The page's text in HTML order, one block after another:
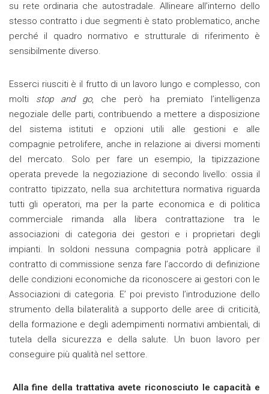
su rete ordinaria che autostradale. Allineare all’interno dello
stesso contratto i due segmenti è stato problematico, anche
perché il quadro normativo e strutturale di riferimento è
sensibilmente diverso.
Esserci riusciti è il frutto di un lavoro lungo e complesso, con
molti stop and go, che però ha premiato l’intelligenza
negoziale delle parti, contribuendo a mettere a disposizione
del sistema istituti e opzioni utili alle gestioni e alle
compagnie petrolifere, anche in relazione ai diversi momenti
del mercato. Solo per fare un esempio, la tipizzazione
operata prevede la negoziazione di secondo livello: ossia il
contratto tipizzato, nella sua architettura normativa riguarda
tutti gli operatori, ma per la parte economica e di politica
commerciale rimanda alla libera contrattazione tra le
associazioni di categoria dei gestori e i proprietari degli
impianti. In soldoni nessuna compagnia potrà applicare il
contratto di commissione senza fare l’accordo di definizione
delle condizioni economiche da riconoscere ai gestori con le
Associazioni di categoria. E’ poi previsto l’introduzione dello
strumento della bilateralità a supporto delle aree di criticità,
della formazione e degli adempimenti normativi ambientali, di
tutela della sicurezza e della salute. Un buon lavoro per
conseguire più qualità nel settore.
Alla fine della trattativa avete riconosciuto le capacità e